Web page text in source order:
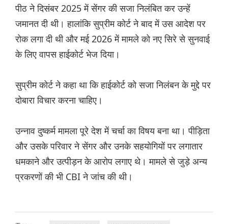
पीठ ने दिसंबर 2025 में सेंगर की सजा निलंबित कर उन्हें
जमानत दी थी। हालांकि सुप्रीम कोर्ट ने बाद में उस आदेश पर
रोक लगा दी थी और मई 2026 में मामले को नए सिरे से सुनवाई
के लिए वापस हाईकोर्ट भेज दिया।
सुप्रीम कोर्ट ने कहा था कि हाईकोर्ट को सजा निलंबन के मुद्दे पर
दोबारा विचार करना चाहिए।
उन्नाव दुष्कर्म मामला पूरे देश में चर्चा का विषय बना था। पीड़िता
और उसके परिवार ने सेंगर और उनके सहयोगियों पर लगातार
धमकाने और उत्पीड़न के आरोप लगाए थे। मामले से जुड़े अन्य
प्रकरणों की भी CBI ने जांच की थी।